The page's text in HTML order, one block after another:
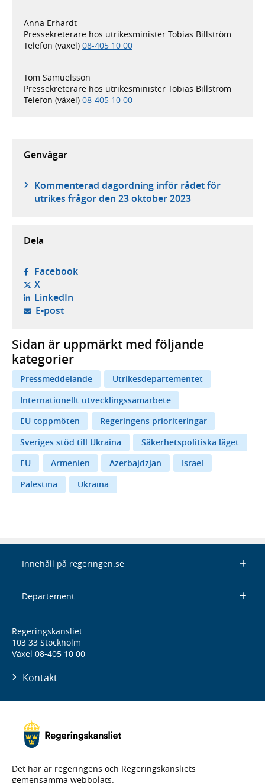
Anna Erhardt
Pressekreterare hos utrikesminister Tobias Billström
Telefon (växel) 08-405 10 00
Tom Samuelsson
Pressekreterare hos utrikesminister Tobias Billström
Telefon (växel) 08-405 10 00
Genvägar
Kommenterad dagordning inför rådet för
utrikes frågor den 23 oktober 2023
Dela
Facebook- öppnas i ny flik, extern webbplats,
X- öppnas i ny flik, extern webbplats,
LinkedIn- öppnas i ny flik, extern webbplats,
E-post- öppnar din e-postklient,
Sidan är uppmärkt med följande
kategorier
Pressmeddelande
Utrikesdepartementet
Internationellt utvecklingssamarbete
EU-toppmöten
Regeringens prioriteringar
Sveriges stöd till Ukraina
Säkerhetspolitiska läget
EU
Armenien Azerbajdzjan
Israel
Palestina
Ukraina
Innehåll på regeringen.se
Departement
Regeringskansliet
103 33 Stockholm
Växel 08-405 10 00
Kontakt
Det här är regeringens och Regeringskansliets
gemensamma webbplats.